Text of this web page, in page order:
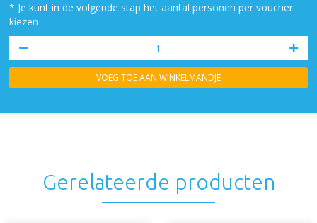
* Je kunt in de volgende stap het aantal personen per voucher
kiezen
VOEG TOE AAN WINKELMANDJE
Gerelateerde producten